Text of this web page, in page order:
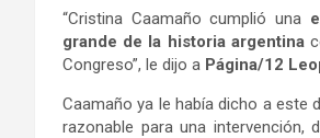
“Cristina Caamaño cumplió una
grande de la historia argentina
Congreso”, le dijo a Página/12
Caamaño ya le había dicho a este
razonable para una intervención,